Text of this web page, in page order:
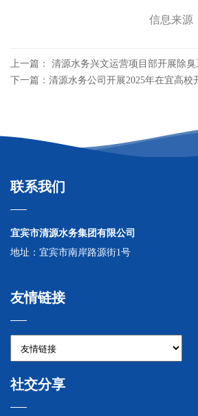
信息来源
上一篇： 清源水务兴文运营项目部开展除
下一篇：清源水务公司开展2025年在宜高校
联系我们
宜宾市清源水务集团有限公司
地址：宜宾市南岸路源街1号
友情链接
社交分享